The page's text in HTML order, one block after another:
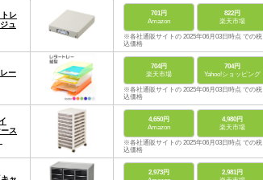
レ
ュ
701円
Amazon
822円
楽天市場
※各社通販サイトの 2025年06月03日時点 での税
込価格
ー
704円
楽天市場
704円
Yahoo!ショッピング
※各社通販サイトの 2025年06月03日時点 での税
込価格
ス
4,650円
Amazon
4,980円
楽天市場
※各社通販サイトの 2025年06月03日時点 での税
込価格
2,973円
2,981円